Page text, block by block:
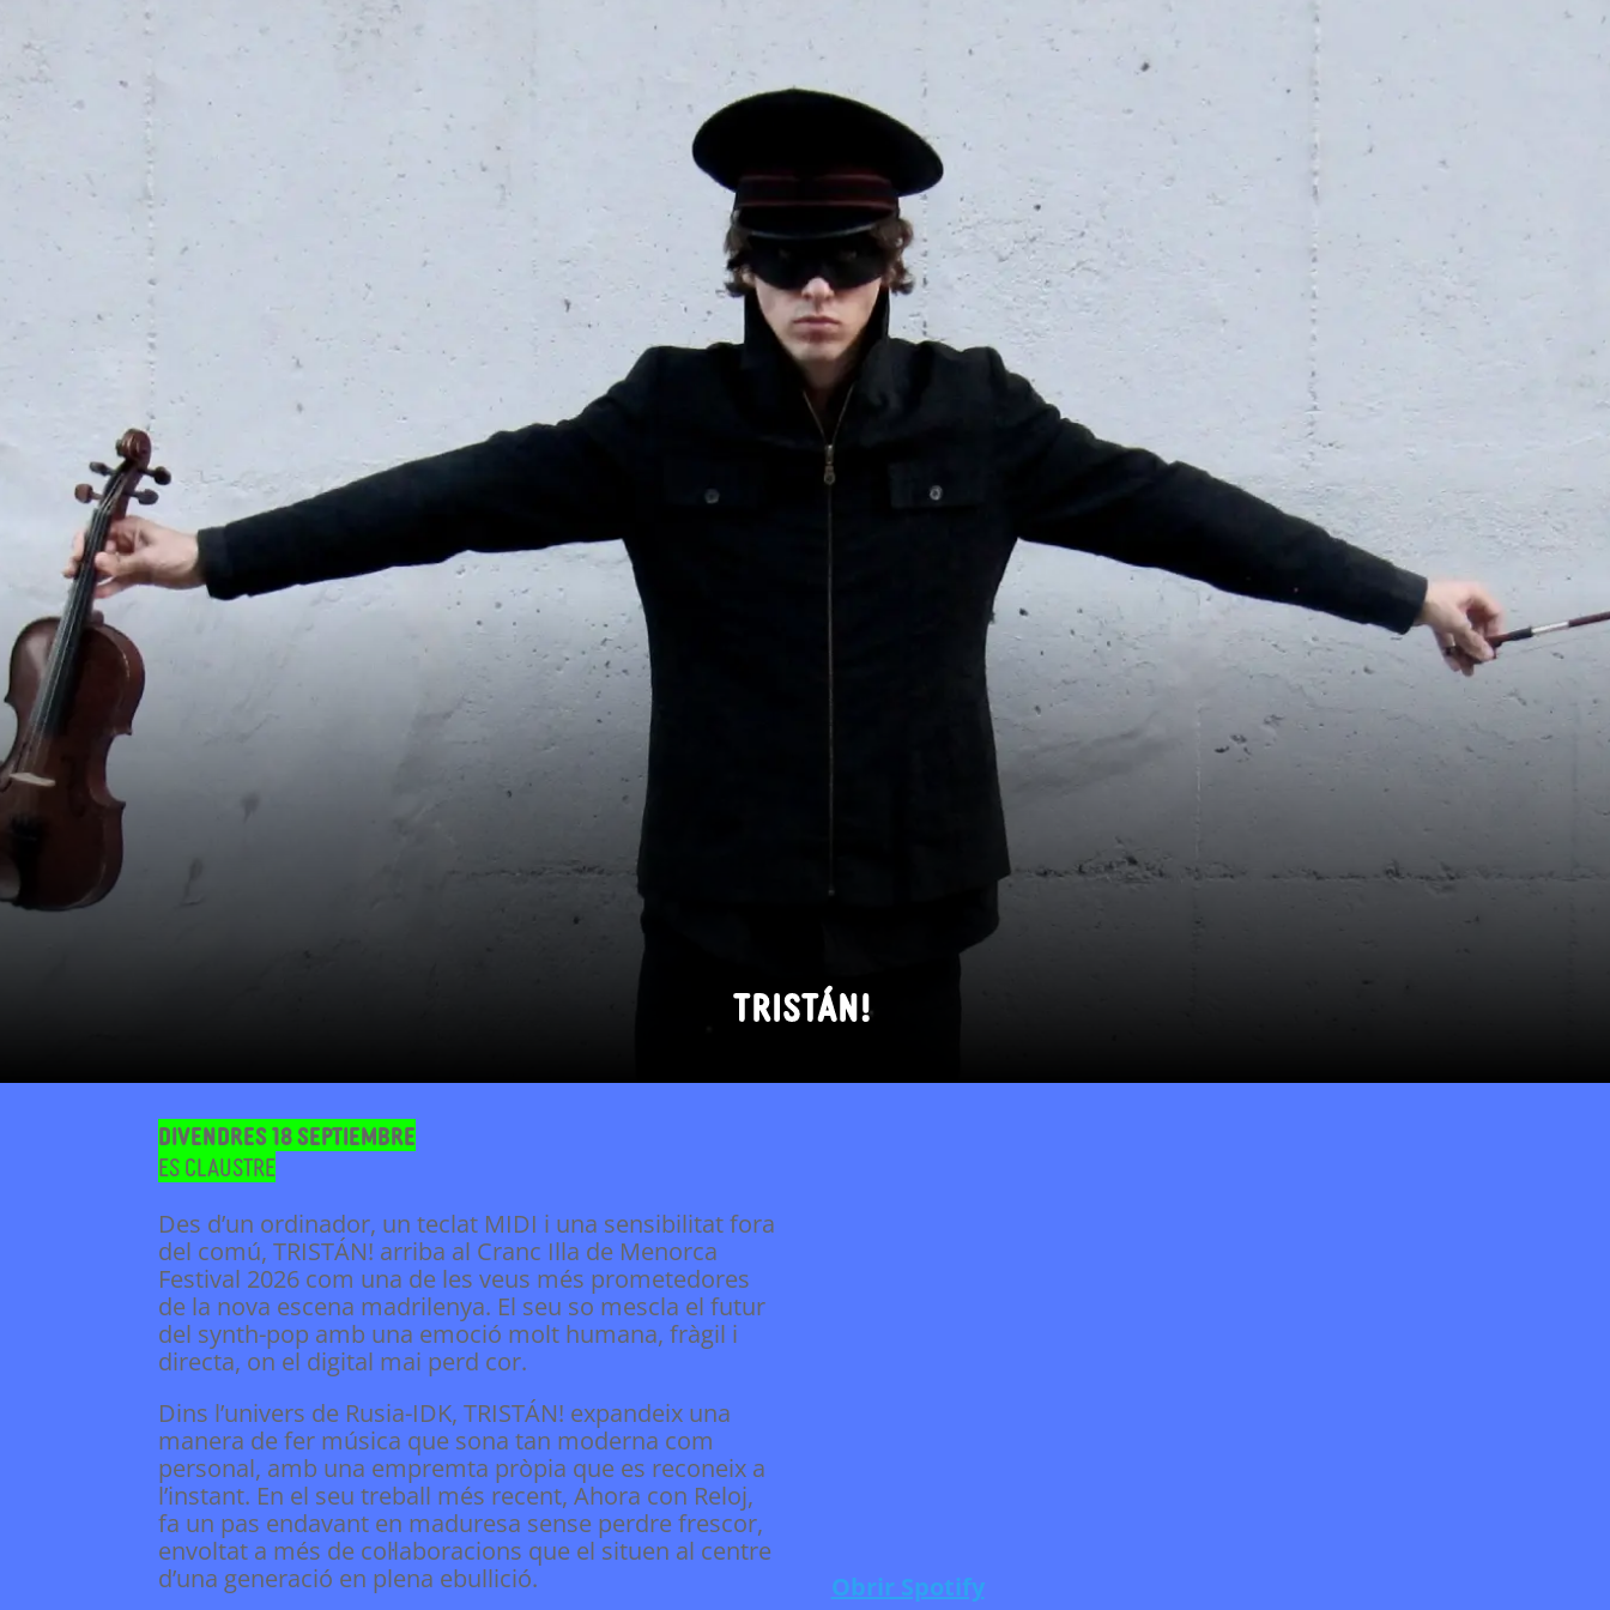
TRISTÁN!
Divendres 18 septiembre
Es Claustre
Des d’un ordinador, un teclat MIDI i una sensibilitat fora
del comú, TRISTÁN! arriba al Cranc Illa de Menorca
Festival 2026 com una de les veus més prometedores
de la nova escena madrilenya. El seu so mescla el futur
del synth-pop amb una emoció molt humana, fràgil i
directa, on el digital mai perd cor.
Dins l’univers de Rusia-IDK, TRISTÁN! expandeix una
manera de fer música que sona tan moderna com
personal, amb una empremta pròpia que es reconeix a
l’instant. En el seu treball més recent, Ahora con Reloj,
fa un pas endavant en maduresa sense perdre frescor,
envoltat a més de col·laboracions que el situen al centre
d’una generació en plena ebullició.
Obrir Spotify